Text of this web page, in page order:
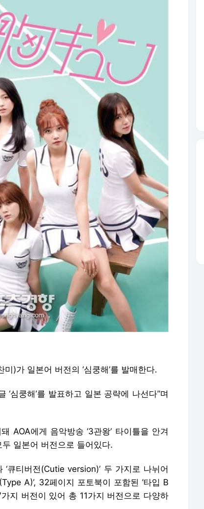
)가 일본어 버전의 ‘심쿵해’를 발매한다.
심쿵해’를 발표하고 일본 공략에 나선다”며
AOA에게 음악방송 ‘3관왕’ 타이틀을 안겨
두 일본어 버전으로 들어있다.
‘큐티버전(Cutie version)’ 두 가지로 나뉘어
A)’, 32페이지 포토북이 포함된 ‘타입 B
지 버전이 있어 총 11가지 버전으로 다양하